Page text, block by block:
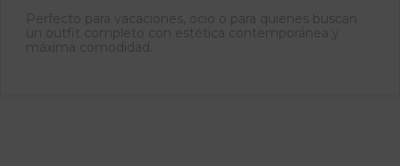
Perfecto para vacaciones, ocio o para quienes buscan
un outfit completo con estética contemporánea y
máxima comodidad.